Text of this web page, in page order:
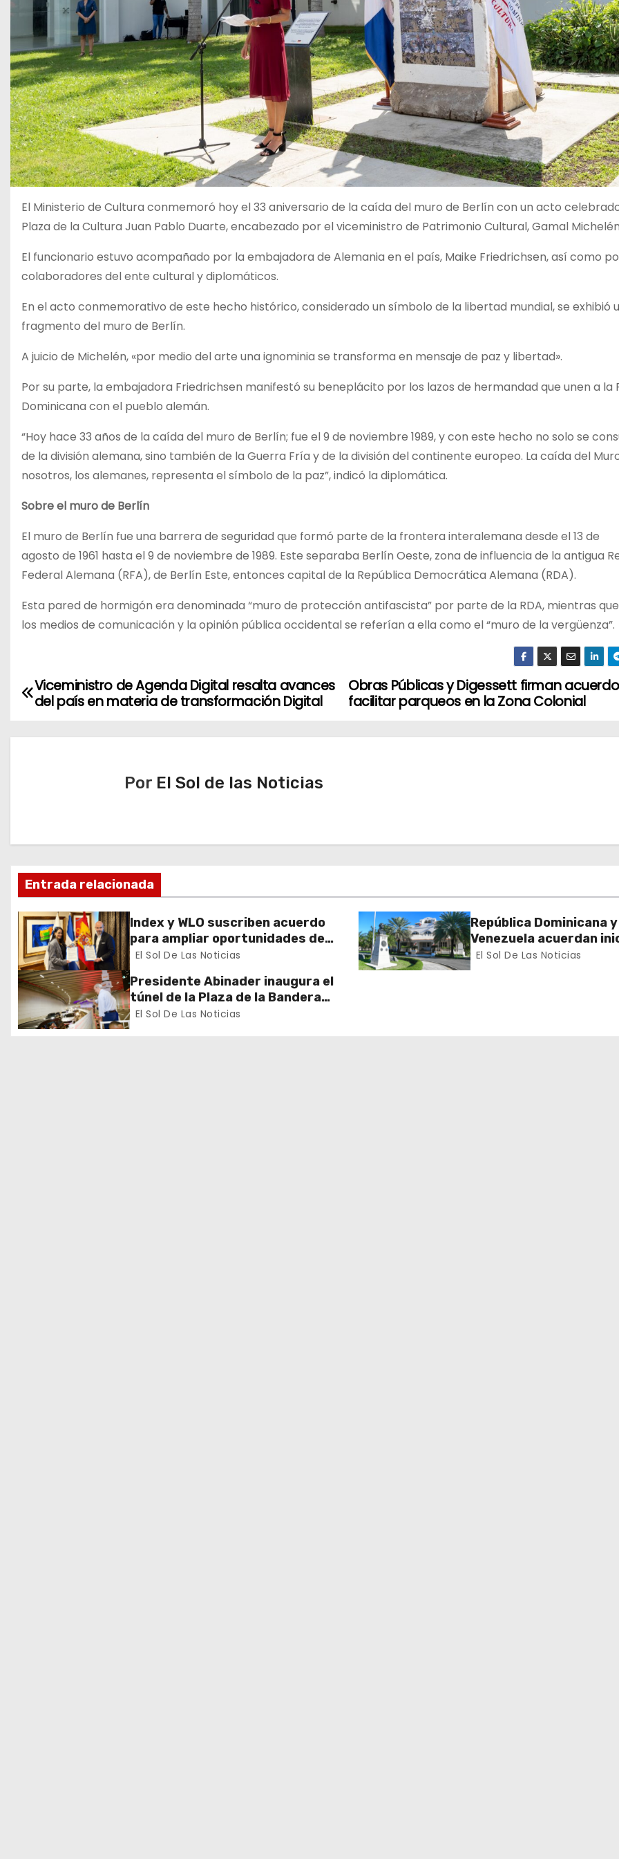
El Ministerio de Cultura conmemoró hoy el 33 aniversario de la caída del muro de Berlín con un acto
Plaza de la Cultura Juan Pablo Duarte, encabezado por el viceministro de Patrimonio Cultural, Gamal
El funcionario estuvo acompañado por la embajadora de Alemania en el país, Maike Friedrichsen, así como
colaboradores del ente cultural y diplomáticos.
En el acto conmemorativo de este hecho histórico, considerado un símbolo de la libertad mundial, se exhibió
fragmento del muro de Berlín.
A juicio de Michelén, «por medio del arte una ignominia se transforma en mensaje de paz y libertad».
Por su parte, la embajadora Friedrichsen manifestó su beneplácito por los lazos de hermandad que unen a la
Dominicana con el pueblo alemán.
“Hoy hace 33 años de la caída del muro de Berlín; fue el 9 de noviembre 1989, y con este hecho no solo se
de la división alemana, sino también de la Guerra Fría y de la división del continente europeo. La caída del
nosotros, los alemanes, representa el símbolo de la paz”, indicó la diplomática.
Sobre el muro de Berlín
El muro de Berlín fue una barrera de seguridad que formó parte de la frontera interalemana desde el 13 de
agosto de 1961 hasta el 9 de noviembre de 1989. Este separaba Berlín Oeste, zona de influencia de la antigua
Federal Alemana (RFA), de Berlín Este, entonces capital de la República Democrática Alemana (RDA).
Esta pared de hormigón era denominada “muro de protección antifascista” por parte de la RDA, mientras que
los medios de comunicación y la opinión pública occidental se referían a ella como el “muro de la vergüenza”.
N
c
i
ó
n
d
e
Obras Públicas y Digessett firman
facilitar parqueos en la Zona Colonial
Viceministro de Agenda Digital resalta avances
del país en materia de transformación Digital
Por El Sol de las Noticias
Entrada relacionada
Index y WLO suscriben acuerdo
para ampliar oportunidades de
formación de dominicanos en el
El Sol De Las Noticias
República Dominicana y
Venezuela acuerdan
proceso de
El Sol De Las Noticias
Presidente Abinader inaugura el
túnel de la Plaza de la Bandera
que cambia la salida hacia el Sur
El Sol De Las Noticias